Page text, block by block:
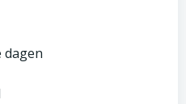
dagen